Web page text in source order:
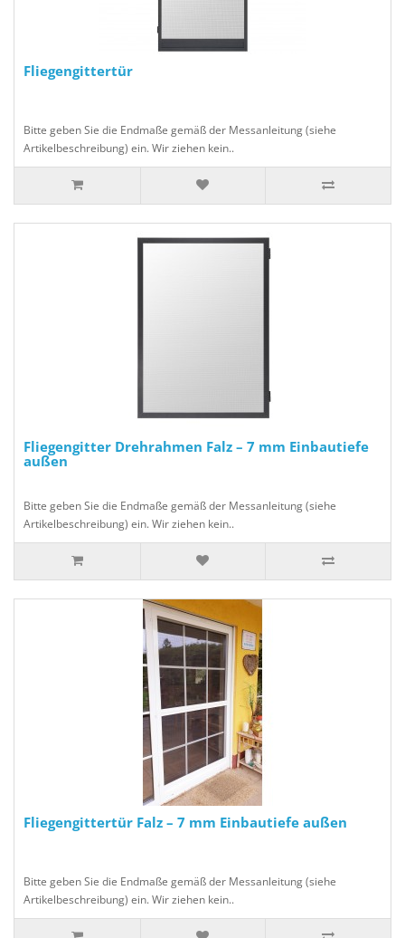
Fliegengittertür
Bitte geben Sie die Endmaße gemäß der Messanleitung (siehe
Artikelbeschreibung) ein. Wir ziehen kein..
Fliegengitter Drehrahmen Falz – 7 mm Einbautiefe
außen
Bitte geben Sie die Endmaße gemäß der Messanleitung (siehe
Artikelbeschreibung) ein. Wir ziehen kein..
Fliegengittertür Falz – 7 mm Einbautiefe außen
Bitte geben Sie die Endmaße gemäß der Messanleitung (siehe
Artikelbeschreibung) ein. Wir ziehen kein..